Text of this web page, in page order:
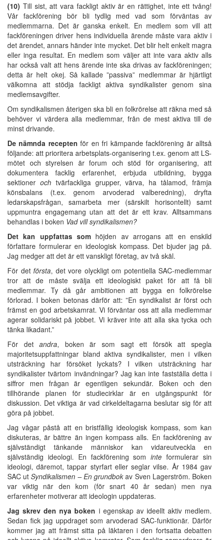
(10) Till sist, att vara fackligt aktiv är en rättighet, inte ett tvång!
Vår fackförening bör bli tydlig med vad som förväntas av
medlemmarna. Det är ganska enkelt. En medlem som vill att
fackföreningen driver hens individuella ärende måste vara aktiv i
det ärendet, annars händer inte mycket. Det blir helt enkelt magra
eller inga resultat. En medlem som väljer att inte vara aktiv alls
har också valt att hens ärende inte ska drivas av fackföreningen;
detta är helt okej. Så kallade ”passiva” medlemmar är hjärtligt
välkomna att stödja fackligt aktiva syndikalister genom sina
medlemsavgifter.
Om syndikalismen återigen ska bli en folkrörelse att räkna med så
behöver vi värdera alla medlemmar, från de mest aktiva till de
minst drivande.
De nämnda recepten för en fri kämpande fackförening är alltså
följande: att prioritera arbetsplats-organisering t.ex. genom att LS-
mötet och styrelsen är forum och stöd för organisering, att
dokumentera facklig erfarenhet, erbjuda utbildning, bygga
sektioner ochtvärfackliga grupper, värva, ha tålamod, främja
könsbalans (t.ex. genom arvoderad valberedning), dryfta
ledarskapsfrågan, samarbeta mer (särskilt horisontellt) samt
uppmuntra engagemang utan att det är ett krav. Alltsammans
behandlas i boken Vad vill syndikalismen?
Det kan uppfattas som höjden av arrogans att en enskild
författare formulerar en ideologisk kompass. Det bjuder jag på.
Jag medger att det är ett vanskligt företag, av två skäl.
För det första, det vore olyckligt om potentiella SAC-medlemmar
tror att de måste svälja ett ideologiskt paket för att få bli
medlemmar. Ty då går ambitionen att bygga en folkrörelse
förlorad. I boken betonas därför att: ”En syndikalist är först och
främst en god arbetskamrat. Vi förväntar oss att alla medlemmar
agerar solidariskt på jobbet. Vi kräver inte att alla ska tycka och
tänka likadant.”
För detandra, boken är som sagt ett försök att spegla
majoritetsuppfattningar bland aktiva syndikalister, men i vilken
utsträckning har försöket lyckats? I vilken utsträckning har
syndikalister tvärtom invändningar? Jag kan inte fastställa detta i
siffror men frågan är egentligen sekundär. Boken och den
tillhörande planen för studiecirklar är en utgångspunkt för
diskussion. Det viktiga är vad cirkeldeltagarna beslutar sig för att
göra på jobbet.
Jag vågar påstå att en bristfällig ideologisk kompass, som kan
diskuteras, är bättre än ingen kompass alls. En fackförening av
självständigt tänkande människor kan vidareutveckla en
självständig ideologi. En fackförening sominte formulerar sin
ideologi, däremot, tappar styrfart eller seglar vilse. År 1984 gav
SAC utSyndikalismen – En grundbok av Sven Lagerström. Boken
var viktig när den kom (för snart 40 år sedan) men nya
erfarenheter motiverar att ideologin uppdateras.
Jag skrev den nya boken i egenskap av ideellt aktiv medlem.
Sedan fick jag uppdraget som arvoderad SAC-funktionär. Därför
kommer jag att främst sitta på läktaren i den fortsatta debatten